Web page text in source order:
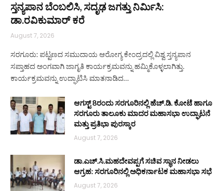
ಸ್ತನ್ಯಪಾನ ಬೆಂಬಲಿಸಿ, ಸದೃಢ ಜಗತ್ತು ನಿರ್ಮಿಸಿ:
ಡಾ.ರವಿಕುಮಾರ್ ಕರೆ
August 7, 2026
ಸರಗೂರು: ಪಟ್ಟಣದ ಸಮುದಾಯ ಆರೋಗ್ಯ ಕೇಂದ್ರದಲ್ಲಿ ವಿಶ್ವ ಸ್ತನ್ಯಪಾನ
ಸಪ್ತಾಹದ ಅಂಗವಾಗಿ ಜಾಗೃತಿ ಕಾರ್ಯಕ್ರಮವನ್ನು ಹಮ್ಮಿಕೊಳ್ಳಲಾಗಿತ್ತು.
ಕಾರ್ಯಕ್ರಮವನ್ನು ಉದ್ಘಾಟಿಸಿ ಮಾತನಾಡಿದ…
ಆಗಸ್ಟ್ 8ರಂದು ಸರಗೂರಿನಲ್ಲಿ ಹೆಚ್.ಡಿ. ಕೋಟೆ ಹಾಗೂ
ಸರಗೂರು ತಾಲೂಕು ಮಾದರ ಮಹಾಸಭಾ ಉದ್ಘಾಟನೆ
ಮತ್ತು ಪ್ರತಿಭಾ ಪುರಸ್ಕಾರ
August 7, 2026
ಡಾ.ಎಚ್.ಸಿ.ಮಹದೇವಪ್ಪಗೆ ಸಚಿವ ಸ್ಥಾನ ನೀಡಲು
ಆಗ್ರಹ: ಸರಗೂರಿನಲ್ಲಿ ಅಧಿಕರ್ನಾಟಕ ಮಹಾಸಭಾ ಸಭೆ
August 7, 2026